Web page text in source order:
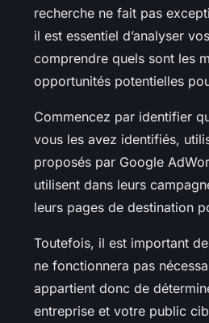
recherche ne fait pas
il est essentiel d’analyser
comprendre quels sont les
opportunités potentielles
Commencez par identifier
vous les avez identifiés,
proposés par Google
utilisent dans leurs
leurs pages de destination
Toutefois, il est important
ne fonctionnera pas
appartient donc de
entreprise et votre public